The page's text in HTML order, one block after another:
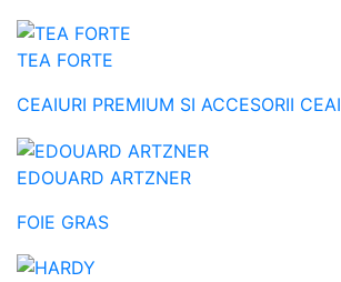
TEA FORTE
CEAIURI PREMIUM SI ACCESORII CEAI
EDOUARD ARTZNER
FOIE GRAS